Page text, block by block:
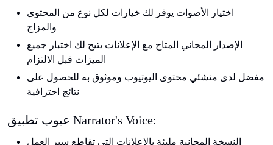
اختيار الأصوات يوفر لك خيارات لكل نوع من المحتوى
والمزاج
الإصدار المجاني المتاح مع الإعلانات يتيح لك اختبار جميع
الميزات قبل الالتزام
مفضل لدى منشئي محتوى اليوتيوب وموثوق به للحصول على
نتائج احترافية
عيوب تطبيق Narrator's Voice:
النسخة المجانية مليئة بالإعلانات التي تقاطع سير العمل